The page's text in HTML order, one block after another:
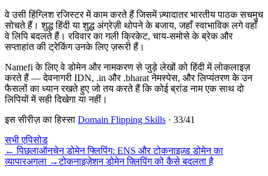
वे उसी हिंग्लिश रजिस्टर में काम करते हैं जिसमें ज़्यादातर भारतीय पाठक सचमुच
सोचते हैं। शुद्ध हिंदी या शुद्ध अंग्रेज़ी थोपने के बजाय, जहाँ स्वाभाविक लगे वहाँ
वे लिपि बदलते हैं। रविवार का गली क्रिकेट, चाय-समोसे के ब्रेक और
सप्ताहांत की ट्रेकिंग उनके लिए ज़रूरी हैं।
Namefi के लिए वे डोमेन और नामकरण से जुड़े लेखों को हिंदी में लोकलाइज़
करते हैं — देवनागरी IDN, .in और .bharat नेमस्पेस, और लिप्यंतरण के उन
फैसलों का ध्यान रखते हुए जो तय करते हैं कि कोई ब्रांड नाम एक साथ दो
लिपियों में सही दिखेगा या नहीं।
इस सीरीज़ का हिस्सा Domain Flipping Skills · 33/41
सभी एपिसोड
←पिछलाऑनचेन डोमेन फ्लिपिंग: ENS और टोकनाइज़्ड डोमेन का
व्यापारअगला →टोकनाइज़ेशन डोमेन फ़्लिपिंग को कैसे बदलता है